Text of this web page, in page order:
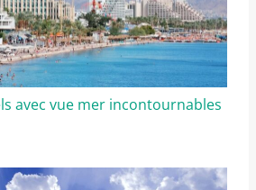
avec vue mer incontournables